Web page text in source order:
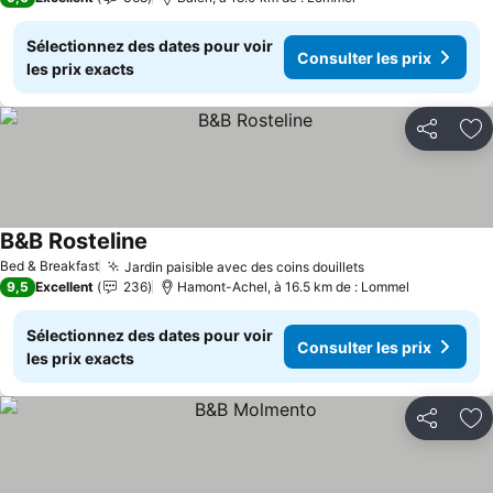
Sélectionnez des dates pour voir
les prix exacts
Consulter les prix
Partager
Bed & Breakfast Jardin paisible avec des coins douilletsConsulter les
B&B Rosteline
9,5 Excellent 236 Hamont-Achel, à 16.5 km de : Lommel
Sélectionnez des dates pour voir
les prix exacts
Consulter les prix
Partager